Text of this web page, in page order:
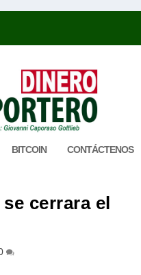
BITCOIN CONTÁCTENOS
cerrara el